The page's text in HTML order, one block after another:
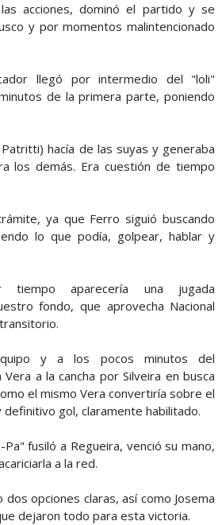
acciones, dominó el partido y se
y por momentos malintencionado
llegó por intermedio del "loli"
de la primera parte, poniendo
hacía de las suyas y generaba
los demás. Era cuestión de tiempo
ya que Ferro siguió buscando
lo que podía, golpear, hablar y
tiempo aparecería una jugada
fondo, que aprovecha Nacional
y a los pocos minutos del
a la cancha por Silveira en busca
el mismo Vera convertiría sobre el
gol, claramente habilitado.
fusiló a Regueira, venció su mano,
a la red.
dos opciones claras, así como Josema
dejaron todo para esta victoria.